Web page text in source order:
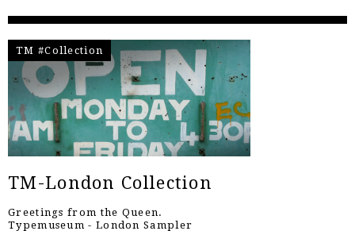
TM #Collection
TM-London Collection
Greetings from the Queen.
Typemuseum - London Sampler